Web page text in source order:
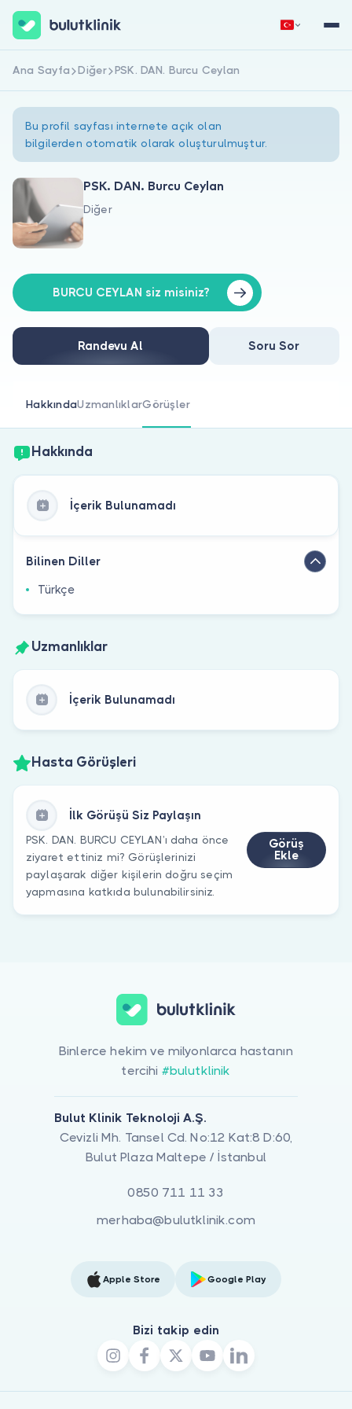
Hakkımızda
Doktorlar için
Doktor musunuz?
Hemen Kaydol Giriş Yap
Ana Sayfa Diğer PSK. DAN. Burcu Ceylan
Bu profil sayfası internete açık olan
bilgilerden otomatik olarak oluşturulmuştur.
PSK. DAN. Burcu Ceylan
Diğer
BURCU CEYLAN siz misiniz?
Randevu Al Soru Sor
HakkındaUzmanlıklarGörüşler
Hakkında
İçerik Bulunamadı
Bilinen Diller
Türkçe
Uzmanlıklar
İçerik Bulunamadı
Hasta Görüşleri
İlk Görüşü Siz Paylaşın
PSK. DAN. BURCU CEYLAN’ı daha önce
ziyaret ettiniz mi? Görüşlerinizi
paylaşarak diğer kişilerin doğru seçim
yapmasına katkıda bulunabilirsiniz.
Görüş
Ekle
Binlerce hekim ve milyonlarca hastanın
tercihi #bulutklinik
Bulut Klinik Teknoloji A.Ş.
Cevizli Mh. Tansel Cd. No:12 Kat:8 D:60,
Bulut Plaza Maltepe / İstanbul
0850 711 11 33
merhaba@bulutklinik.com
Apple Store Google Play
Bizi takip edin